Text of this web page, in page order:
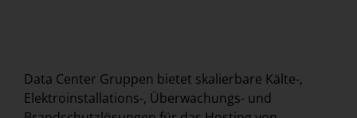
Data Center Gruppen bietet skalierbare Kälte-,
Elektroinstallations-, Überwachungs- und